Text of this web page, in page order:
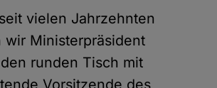
vielen Jahrzehnten
Ministerpräsident
runden Tisch mit